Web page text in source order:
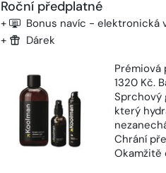
Roční předplatné
+ Bonus navíc - elektronická
+
Dárek
Prémiová
1320 Kč.
Sprchový
který
Chrání
Okamžitě